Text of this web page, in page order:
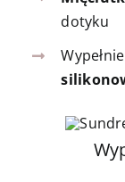
dotyku